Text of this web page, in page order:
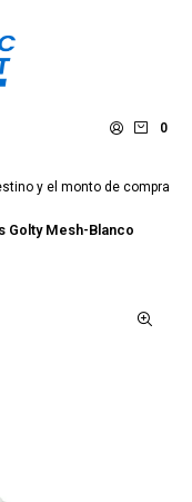
0
y el monto de compra
Golty Mesh-Blanco